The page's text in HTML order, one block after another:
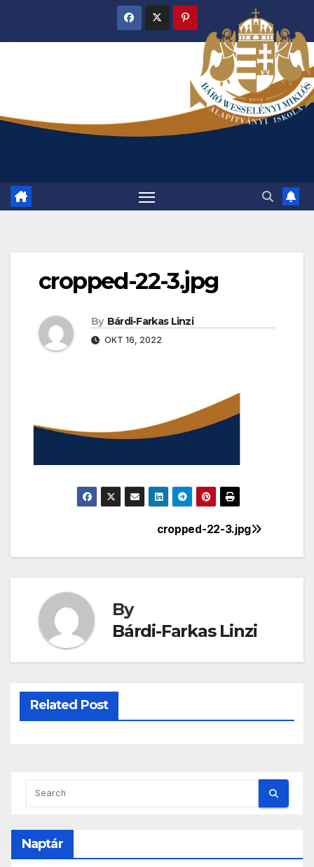
cropped-22-3.jpg
By Bárdi-Farkas Linzi
OKT 16, 2022
navigáció
cropped-22-3.jpg
By
Bárdi-Farkas Linzi
Related Post
Naptár